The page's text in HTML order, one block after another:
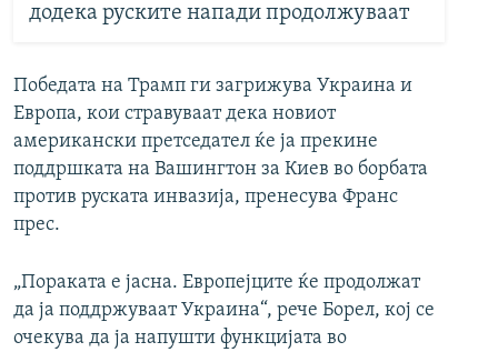
додека руските напади продолжуваат
Победата на Трамп ги загрижува Украина и
Европа, кои стравуваат дека новиот
американски претседател ќе ја прекине
поддршката на Вашингтон за Киев во борбата
против руската инвазија, пренесува Франс
прес.
„Пораката е јасна. Европејците ќе продолжат
да ја поддржуваат Украина“, рече Борел, кој се
очекува да ја напушти функцијата во